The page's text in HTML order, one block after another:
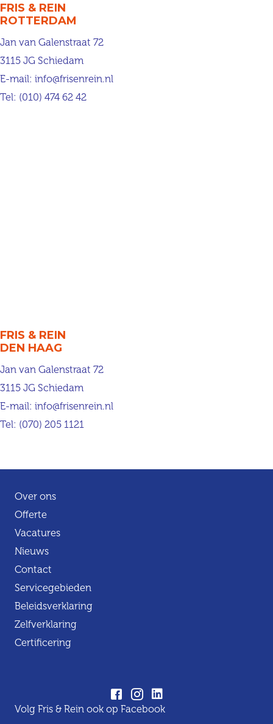
FRIS & REIN
ROTTERDAM
Jan van Galenstraat 72
3115 JG Schiedam
E-mail: info@frisenrein.nl
Tel: (010) 474 62 42
FRIS & REIN
DEN HAAG
Jan van Galenstraat 72
3115 JG Schiedam
E-mail: info@frisenrein.nl
Tel: (070) 205 1121
Over ons
Offerte
Vacatures
Nieuws
Contact
Servicegebieden
Beleidsverklaring
Zelfverklaring
Certificering
Volg Fris & Rein ook op Facebook